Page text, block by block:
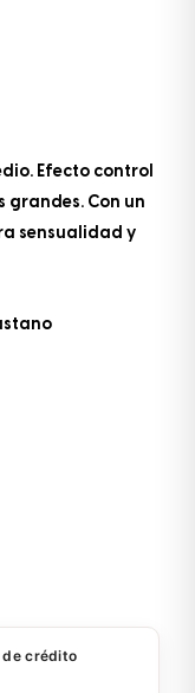
Efecto control
grandes. Con un
sensualidad y
crédito